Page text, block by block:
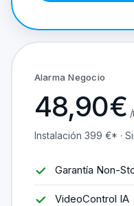
Alarma Negocio
48,90€
Instalación 399 €* ·
Garantía Non-
VideoControl IA